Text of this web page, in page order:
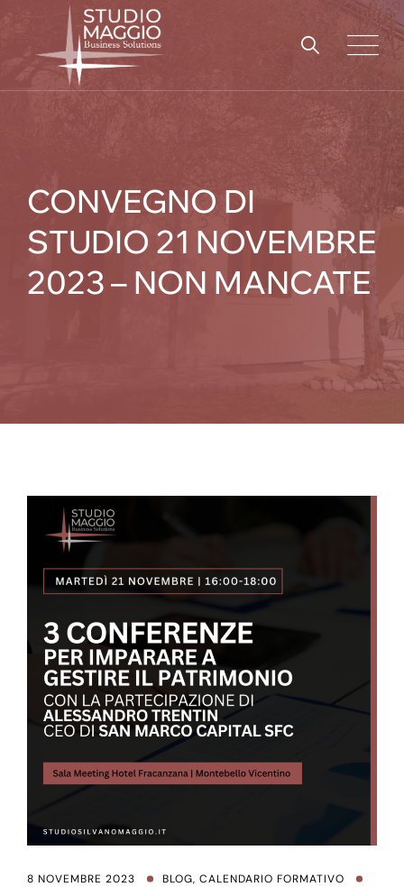
content
CONVEGNO DI
STUDIO 21 NOVEMBRE
2023 – NON MANCATE
8 NOVEMBRE 2023 BLOG, CALENDARIO FORMATIVO